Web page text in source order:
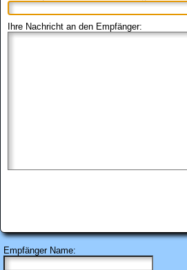
Ihre Nachricht an den Empfänger:
Empfänger Name: